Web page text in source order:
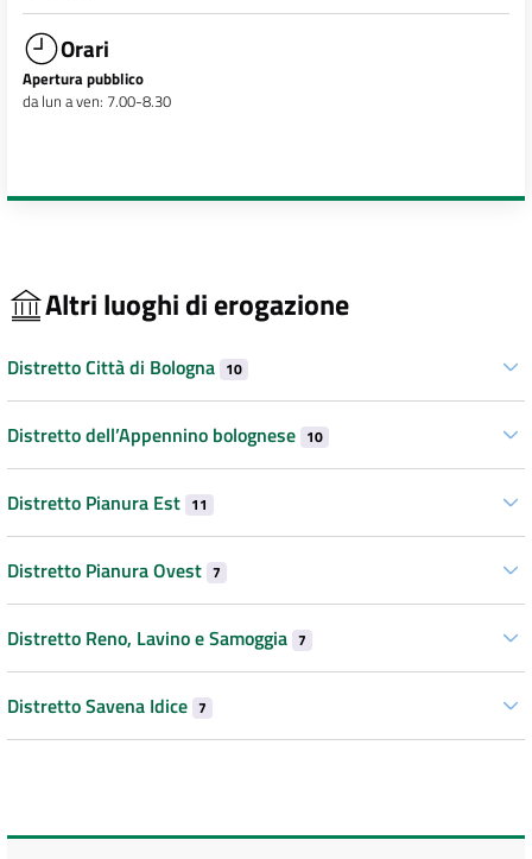
Orari
Apertura pubblico
da lun a ven: 7.00-8.30
Altri luoghi di erogazione
Distretto Città di Bologna 10
Distretto dell’Appennino bolognese 10
Distretto Pianura Est 11
Distretto Pianura Ovest 7
Distretto Reno, Lavino e Samoggia 7
Distretto Savena Idice 7